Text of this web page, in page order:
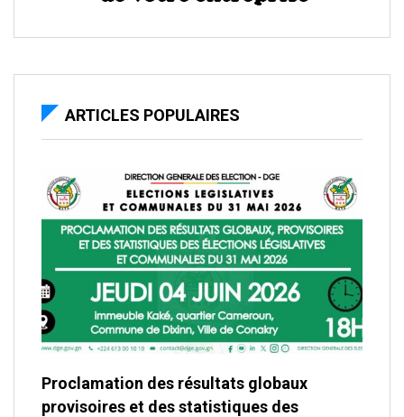
ARTICLES POPULAIRES
Proclamation des résultats globaux
provisoires et des statistiques des